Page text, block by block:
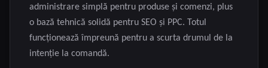
administrare simplă pentru produse și comenzi, plus
o bază tehnică solidă pentru SEO și PPC. Totul
funcționează împreună pentru a scurta drumul de la
intenție la comandă.